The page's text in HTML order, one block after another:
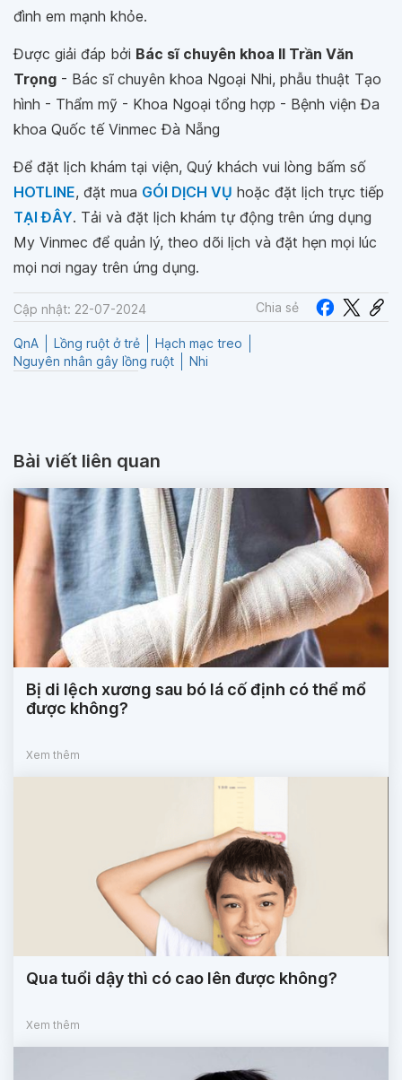
đình em mạnh khỏe.
Được giải đáp bởi Bác sĩ chuyên khoa II Trần Văn
Trọng - Bác sĩ chuyên khoa Ngoại Nhi, phẫu thuật Tạo
hình - Thẩm mỹ - Khoa Ngoại tổng hợp - Bệnh viện Đa
khoa Quốc tế Vinmec Đà Nẵng
Để đặt lịch khám tại viện, Quý khách vui lòng bấm số
HOTLINE, đặt mua GÓI DỊCH VỤ hoặc đặt lịch trực tiếp
TẠI ĐÂY. Tải và đặt lịch khám tự động trên ứng dụng
My Vinmec để quản lý, theo dõi lịch và đặt hẹn mọi lúc
mọi nơi ngay trên ứng dụng.
Cập nhật: 22-07-2024 Chia sẻ
QnA Lồng ruột ở trẻ
Hạch mạc treo
Nguyên nhân gây lồng ruột
Nhi
Bài viết liên quan
Bị di lệch xương sau bó lá cố định có thể mổ
được không?
Xem thêm
Qua tuổi dậy thì có cao lên được không?
Xem thêm